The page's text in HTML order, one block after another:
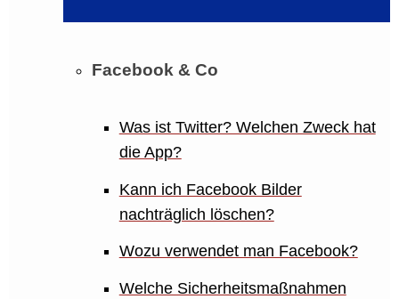
Facebook & Co
Was ist Twitter? Welchen Zweck hat
die App?
Kann ich Facebook Bilder
nachträglich löschen?
Wozu verwendet man Facebook?
Welche Sicherheitsmaßnahmen